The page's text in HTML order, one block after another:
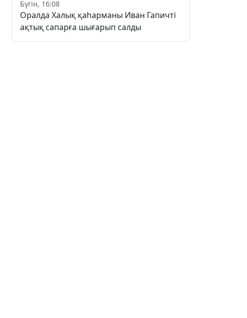
Бүгін, 16:08
Оралда Халық қаһарманы Иван Гапичті
ақтық сапарға шығарып салды